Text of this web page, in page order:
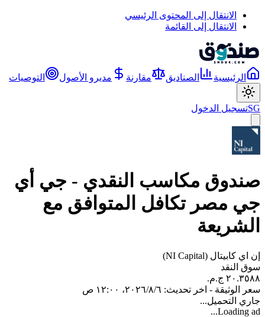
الانتقال إلى المحتوى الرئيسي
الانتقال إلى القائمة
الرئيسية الصناديق مقارنة مديرو الأصول التوصيات
SGتسجيل الدخول
صندوق مكاسب النقدي - جي أي
جي مصر تكافل المتوافق مع
الشريعة
إن اي كابيتال (NI Capital)
سوق النقد
سعر الوثيقة - اخر تحديث: ٦‏/٨‏/٢٠٢٦، ١٢:٠٠ ص
جاري التحميل...
Loading ad...